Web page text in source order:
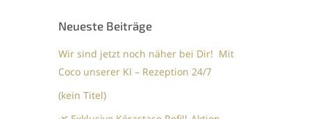
Neueste Beiträge
Wir sind jetzt noch näher bei Dir! Mit
Coco unserer KI – Rezeption 24/7
(kein Titel)